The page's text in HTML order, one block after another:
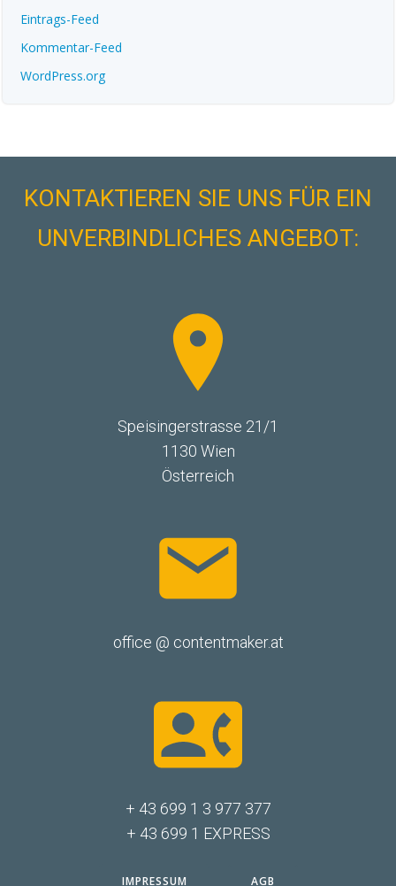
Eintrags-Feed
Kommentar-Feed
WordPress.org
KONTAKTIEREN SIE UNS FÜR EIN
UNVERBINDLICHES ANGEBOT:
Speisingerstrasse 21/1
1130 Wien
Österreich
office @ contentmaker.at
+ 43 699 1 3 977 377
+ 43 699 1 EXPRESS
IMPRESSUM AGB